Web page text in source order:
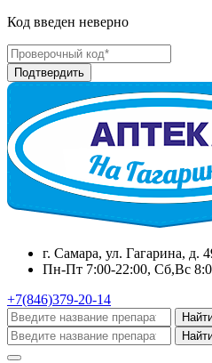
Код введен неверно
г. Самара, ул. Гагарина, д.
Пн-Пт 7:00-22:00, Сб,Вс
+7(846)379-20-14